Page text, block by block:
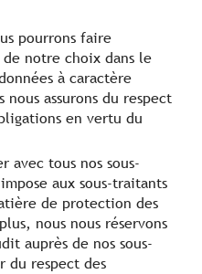
pourrons faire
notre choix dans le
à caractère
nous assurons du respect
en vertu du
avec tous nos sous-
aux sous-traitants
de protection des
nous nous réservons
auprès de nos sous-
du respect des